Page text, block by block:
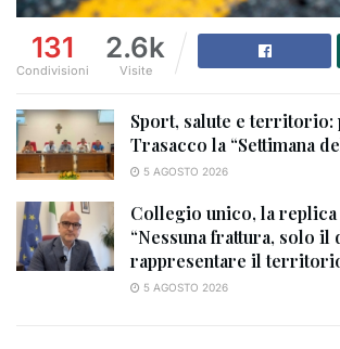
131
Condivisioni
2.6k
Visite
Sport, salute e territorio:
Trasacco la “Settimana
5 AGOSTO 2026
Collegio unico, la
“Nessuna frattura, solo
rappresentare il
5 AGOSTO 2026